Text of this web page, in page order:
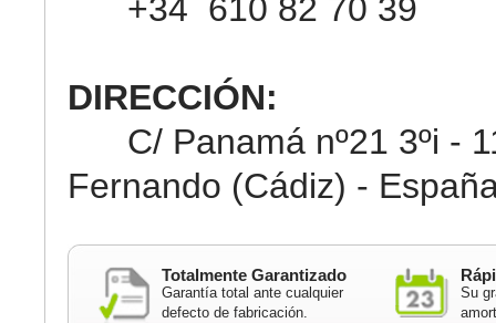
+34 610 82 70 39
DIRECCIÓN:
C/ Panamá nº21 3ºi -
Fernando (Cádiz) -
Totalmente Garantizado
Garantía total ante cualquier
defecto de fabricación.
Su